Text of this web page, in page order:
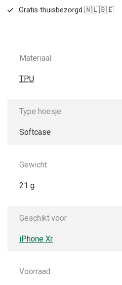
Gratis thuisbezorgd 🇳🇱🇧🇪
Materiaal
TPU
Type hoesje
Softcase
Gewicht
21 g
Geschikt voor
iPhone Xr
Voorraad